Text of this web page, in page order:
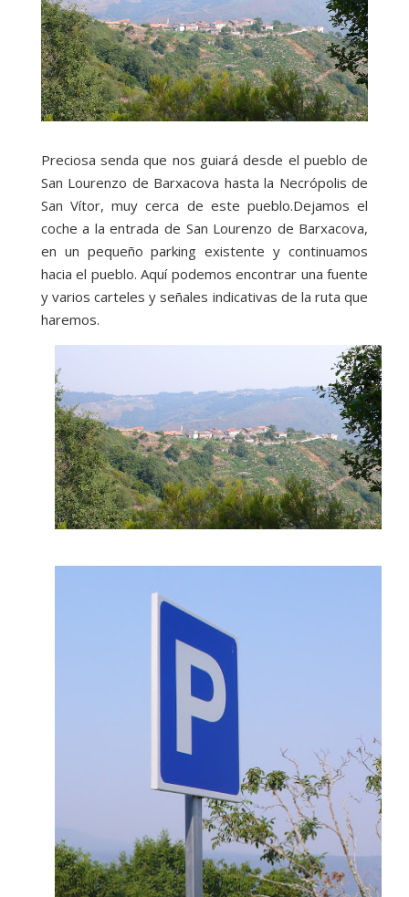
Preciosa senda que nos guiará desde el pueblo de
San Lourenzo de Barxacova hasta la Necrópolis de
San Vítor, muy cerca de este pueblo.Dejamos el
coche a la entrada de San Lourenzo de Barxacova,
en un pequeño parking existente y continuamos
hacia el pueblo. Aquí podemos encontrar una fuente
y varios carteles y señales indicativas de la ruta que
haremos.